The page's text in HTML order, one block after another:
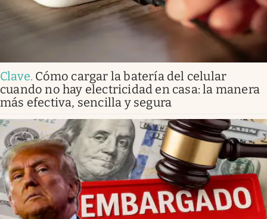
Clave. Cómo cargar la batería del celular
cuando no hay electricidad en casa: la manera
más efectiva, sencilla y segura